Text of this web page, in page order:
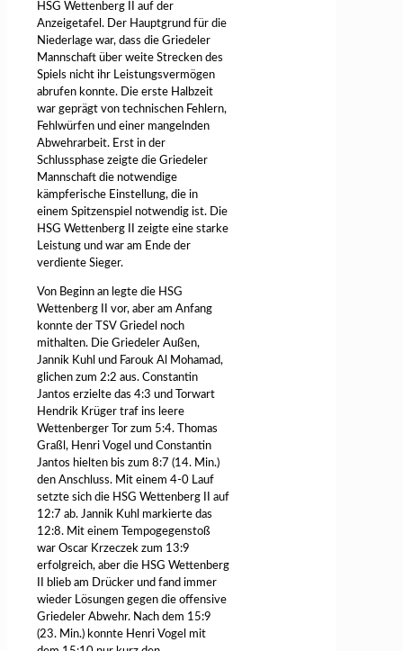
HSG Wettenberg II auf der
Anzeigetafel. Der Hauptgrund für die
Niederlage war, dass die Griedeler
Mannschaft über weite Strecken des
Spiels nicht ihr Leistungsvermögen
abrufen konnte. Die erste Halbzeit
war geprägt von technischen Fehlern,
Fehlwürfen und einer mangelnden
Abwehrarbeit. Erst in der
Schlussphase zeigte die Griedeler
Mannschaft die notwendige
kämpferische Einstellung, die in
einem Spitzenspiel notwendig ist. Die
HSG Wettenberg II zeigte eine starke
Leistung und war am Ende der
verdiente Sieger.
Von Beginn an legte die HSG
Wettenberg II vor, aber am Anfang
konnte der TSV Griedel noch
mithalten. Die Griedeler Außen,
Jannik Kuhl und Farouk Al Mohamad,
glichen zum 2:2 aus. Constantin
Jantos erzielte das 4:3 und Torwart
Hendrik Krüger traf ins leere
Wettenberger Tor zum 5:4. Thomas
Graßl, Henri Vogel und Constantin
Jantos hielten bis zum 8:7 (14. Min.)
den Anschluss. Mit einem 4-0 Lauf
setzte sich die HSG Wettenberg II auf
12:7 ab. Jannik Kuhl markierte das
12:8. Mit einem Tempogegenstoß
war Oscar Krzeczek zum 13:9
erfolgreich, aber die HSG Wettenberg
II blieb am Drücker und fand immer
wieder Lösungen gegen die offensive
Griedeler Abwehr. Nach dem 15:9
(23. Min.) konnte Henri Vogel mit